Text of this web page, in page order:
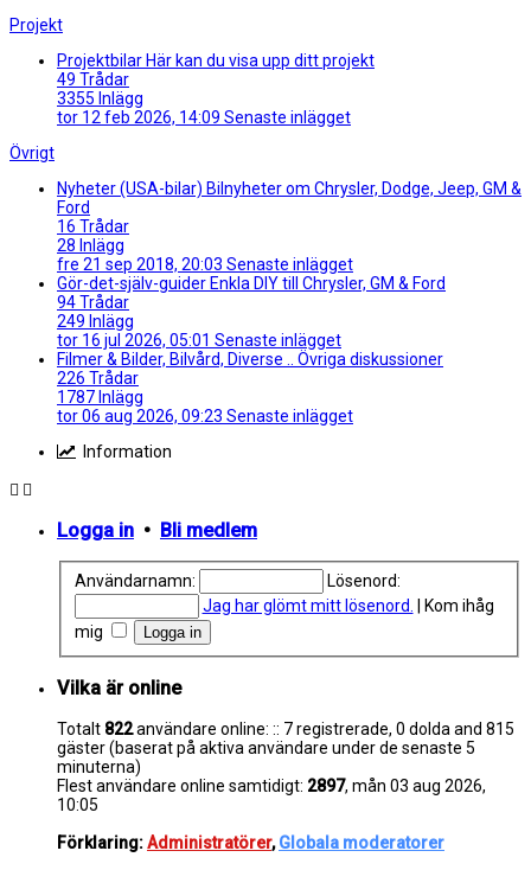
Projekt
ProjektbilarHär kan du visa upp ditt projekt
49 Trådar
3355 Inlägg
tor 12 feb 2026, 14:09 Senaste inlägget
Övrigt
Nyheter (USA-bilar) Bilnyheter om Chrysler, Dodge, Jeep, GM &
Ford
16 Trådar
28 Inlägg
fre 21 sep 2018, 20:03 Senaste inlägget
Gör-det-själv-guiderEnkla DIY till Chrysler, GM & Ford
94Trådar
249 Inlägg
tor 16 jul 2026, 05:01 Senaste inlägget
Filmer & Bilder, Bilvård, Diverse .. Övriga diskussioner
226 Trådar
1787Inlägg
tor 06 aug 2026, 09:23 Senaste inlägget
Information
Logga in • Bli medlem
Användarnamn:
Lösenord:
Jag har glömt mitt lösenord.
Kom ihåg
mig
Vilka är online
Totalt 822användare online: :: 7 registrerade, 0 dolda and 815
gäster (baserat på aktiva användare under de senaste 5
minuterna)
Flest användare online samtidigt: 2897, mån 03 aug 2026,
10:05
Förklaring:Administratörer,Globala moderatorer